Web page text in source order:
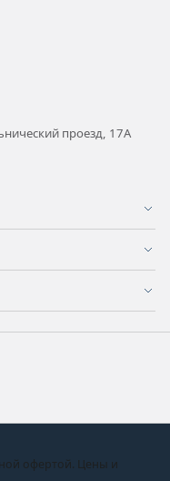
проезд, 17А
офертой. Цены и